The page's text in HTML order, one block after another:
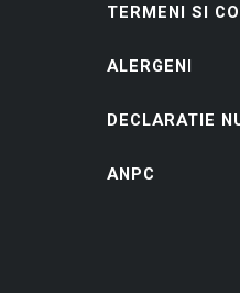
TERMENI SI
ALERGENI
DECLARATIE
ANPC